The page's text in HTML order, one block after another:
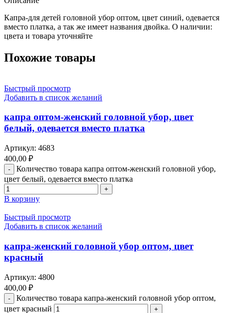
Капра-для детей головной убор оптом, цвет синий, одевается
вместо платка, а так же имеет названия двойка. О наличии:
цвета и товара уточняйте
Похожие товары
Быстрый просмотр
Добавить в список желаний
капра оптом-женский головной убор, цвет
белый, одевается вместо платка
Артикул: 4683
400,00 ₽
Количество товара капра оптом-женский головной убор,
цвет белый, одевается вместо платка
В корзину
Быстрый просмотр
Добавить в список желаний
капра-женский головной убор оптом, цвет
красный
Артикул: 4800
400,00 ₽
Количество товара капра-женский головной убор оптом,
цвет красный